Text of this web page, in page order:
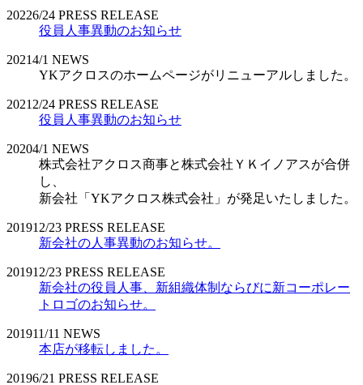
20226/24 PRESS RELEASE
役員人事異動のお知らせ
20214/1 NEWS
YKアクロスのホームページがリニューアルしました。
2021 2/24 PRESS RELEASE
役員人事異動のお知らせ
20204/1 NEWS
株式会社アクロス商事と株式会社ＹＫイノアスが合併
し、
新会社「YKアクロス株式会社」が発足いたしました。
201912/23 PRESS RELEASE
新会社の人事異動のお知らせ。
201912/23 PRESS RELEASE
新会社の役員人事、新組織体制ならびに新コーポレー
トロゴのお知らせ。
201911/11 NEWS
本店が移転しました。
20196/21 PRESS RELEASE